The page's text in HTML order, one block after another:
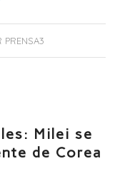
PRENSA3
Milei se
de Corea